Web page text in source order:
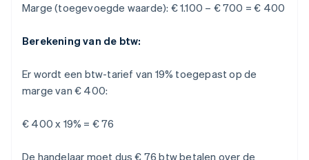
Marge (toegevoegde waarde): € 1.100 – € 700 = € 400
Berekening van de btw:
Er wordt een btw-tarief van 19% toegepast op de
marge van € 400:
€ 400 x 19% = € 76
De handelaar moet dus € 76 btw betalen over de